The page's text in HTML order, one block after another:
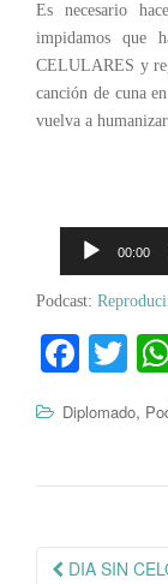
Es necesario
impidamos que
CELULARES y
canción de cuna
vuelva a
00:00
Podcast:
Fa
bo
T
tte
Diplomado,
DIA SIN